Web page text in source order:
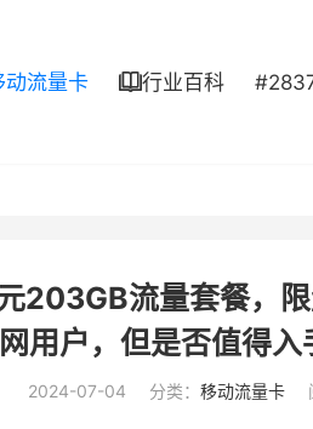
动流量卡 行业百科
203GB流量套餐，限
用户，但是否值得入
2024-07-04 分类： 移动流量卡